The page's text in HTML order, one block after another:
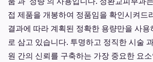
접 제품을 개봉하여 정품임을 확인시켜드
결과에 따라 계획된 정확한 용량만을 사용
로 삼고 있습니다. 투명하고 정직한 시술
원 간의 신뢰를 구축하는 가장 중요한 요